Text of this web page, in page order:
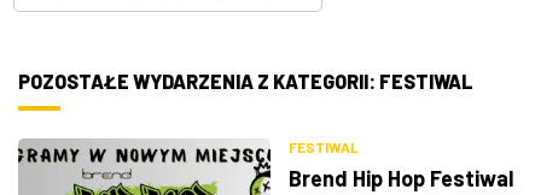
POZOSTAŁE WYDARZENIA Z KATEGORII: FESTIWAL
FESTIWAL
Brend Hip Hop Festiwal